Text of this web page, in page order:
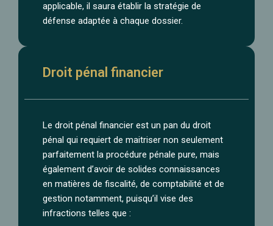
applicable, il saura établir la stratégie de
défense adaptée à chaque dossier.
Droit pénal financier
Le droit pénal financier est un pan du droit
pénal qui requiert de maitriser non seulement
parfaitement la procédure pénale pure, mais
également d’avoir de solides connaissances
en matières de fiscalité, de comptabilité et de
gestion notamment, puisqu’il vise des
infractions telles que :